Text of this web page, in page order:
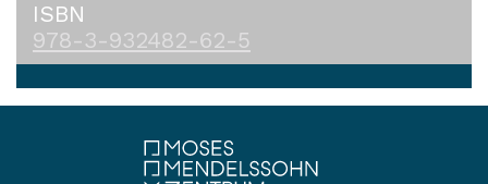
ISBN
978-3-932482-62-5